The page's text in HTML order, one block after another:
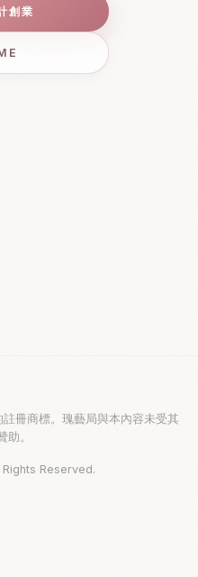
創業
冊商標。瑰藝局與本內容未受其
助。
Reserved.